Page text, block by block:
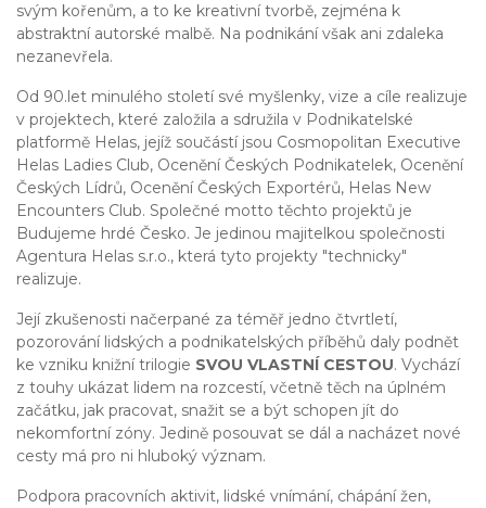
svým kořenům, a to ke kreativní tvorbě, zejména k
abstraktní autorské malbě. Na podnikání však ani zdaleka
nezanevřela.
Od 90.let minulého století své myšlenky, vize a cíle realizuje
v projektech, které založila a sdružila v Podnikatelské
platformě Helas, jejíž součástí jsou Cosmopolitan Executive
Helas Ladies Club, Ocenění Českých Podnikatelek, Ocenění
Českých Lídrů, Ocenění Českých Exportérů, Helas New
Encounters Club. Společné motto těchto projektů je
Budujeme hrdé Česko. Je jedinou majitelkou společnosti
Agentura Helas s.r.o., která tyto projekty "technicky"
realizuje.
Její zkušenosti načerpané za téměř jedno čtvrtletí,
pozorování lidských a podnikatelských příběhů daly podnět
ke vzniku knižní trilogie SVOU VLASTNÍ CESTOU. Vychází
z touhy ukázat lidem na rozcestí, včetně těch na úplném
začátku, jak pracovat, snažit se a být schopen jít do
nekomfortní zóny. Jedině posouvat se dál a nacházet nové
cesty má pro ni hluboký význam.
Podpora pracovních aktivit, lidské vnímání, chápání žen,